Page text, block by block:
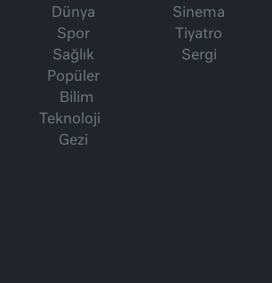
Dünya
Spor
Sağlık
Popüler
Bilim
Teknoloji
Gezi
Sinema
Tiyatro
Sergi